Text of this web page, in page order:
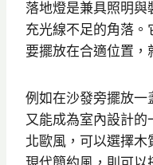
落地燈是兼具照明與
充光線不足的角落。
要擺放在合適位置，
例如在沙發旁擺放一
又能成為室內設計
北歐風，可以選擇木